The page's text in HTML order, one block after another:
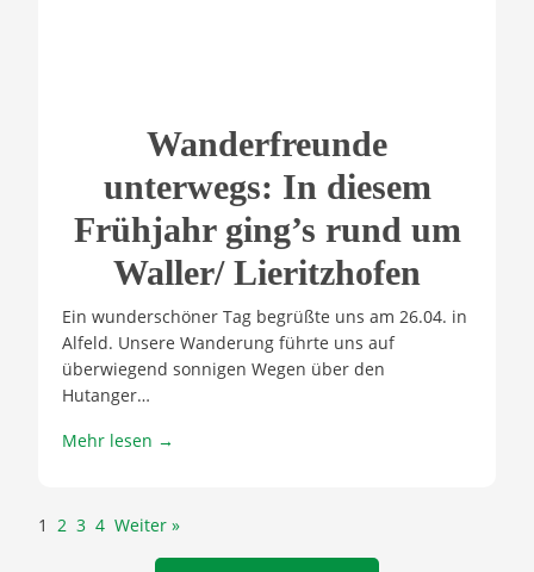
Wanderfreunde
unterwegs: In diesem
Frühjahr ging’s rund um
Waller/ Lieritzhofen
Ein wunderschöner Tag begrüßte uns am 26.04. in
Alfeld. Unsere Wanderung führte uns auf
überwiegend sonnigen Wegen über den
Hutanger…
Mehr lesen →
1 2 3 4 Weiter »